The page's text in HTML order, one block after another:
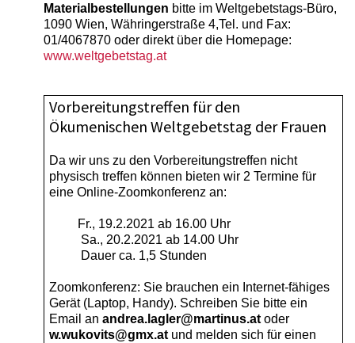
Materialbestellungen bitte im Weltgebetstags-Büro,
1090 Wien, Währingerstraße 4,Tel. und Fax:
01/4067870 oder direkt über die Homepage:
www.weltgebetstag.at
Vorbereitungstreffen für den
Ökumenischen Weltgebetstag der Frauen
Da wir uns zu den Vorbereitungstreffen nicht
physisch treffen können bieten wir 2 Termine für
eine Online-Zoomkonferenz an:
Fr., 19.2.2021 ab 16.00 Uhr
Sa., 20.2.2021 ab 14.00 Uhr
Dauer ca. 1,5 Stunden
Zoomkonferenz: Sie brauchen ein Internet-fähiges
Gerät (Laptop, Handy). Schreiben Sie bitte ein
Email an andrea.lagler@martinus.atoder
w.wukovits@gmx.atund melden sich für einen